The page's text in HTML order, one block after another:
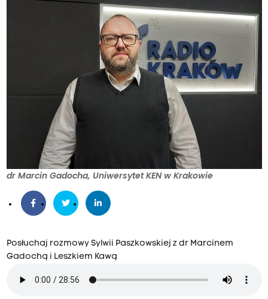
dr Marcin Gadocha, Uniwersytet KEN w Krakowie
Posłuchaj rozmowy Sylwii Paszkowskiej z dr Marcinem
Gadochą i Leszkiem Kawą